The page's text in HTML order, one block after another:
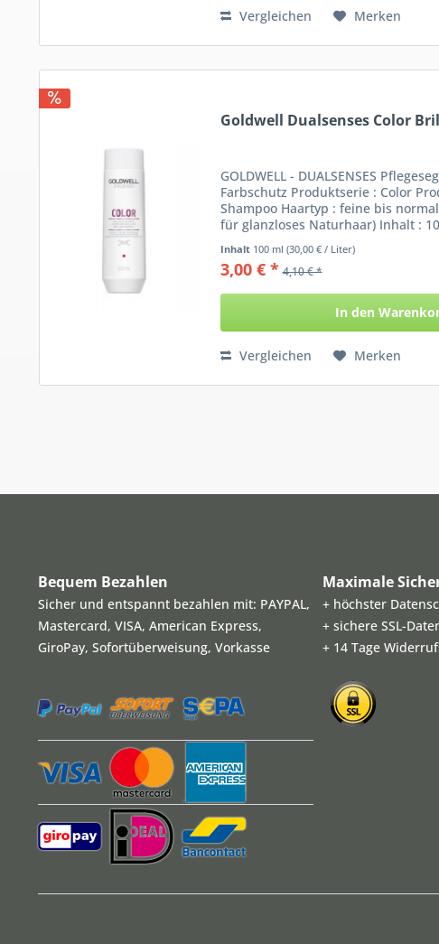
Vergleichen Merken
Goldwell Dualsenses Color
GOLDWELL - DUALSENSES
Farbschutz Produktserie : Color
Shampoo Haartyp : feine bis
für glanzloses Naturhaar) Inhalt :
Inhalt 100 ml (30,00 € / Liter)
3,00 € * 4,10 € *
In den
Vergleichen Merken
Bequem Bezahlen
Sicher und entspannt bezahlen mit: PAYPAL,
Mastercard, VISA, American Express,
GiroPay, Sofortüberweisung, Vorkasse
Maximale
+ höchster
+ sichere SSL-
+ 14 Tage